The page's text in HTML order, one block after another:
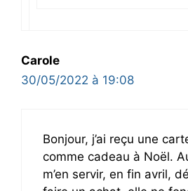
Carole
30/05/2022 à 19:08
Bonjour, j’ai reçu une
comme cadeau à Noël.
m’en servir, en fin avril,